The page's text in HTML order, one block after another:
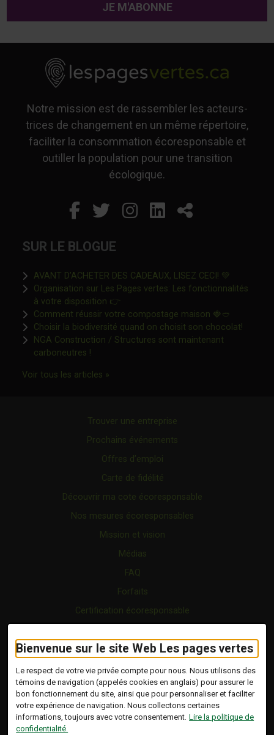
Bienvenue sur le site Web Les pages vertes
Le respect de votre vie privée compte pour nous. Nous utilisons des
témoins de navigation (appelés cookies en anglais) pour assurer le
bon fonctionnement du site, ainsi que pour personnaliser et faciliter
votre expérience de navigation. Nous collectons certaines
informations, toujours avec votre consentement. Lire la politique de
confidentialité.
Notre mission est de rassembler les acteurs-
trices de changement en un même répertoire,
faciliter la consommation écoresponsable et
outiller la population pour une transition
écologique.
Facebook
Ce lien s'ouvrira dans
Twitter
Ce lien s'ouvrira
Instagram
Ce lien s'ouvrira
LinkedIn
Ce lienPartager
SUR LE BLOGUE
AVANT D’ACHETER DES CADEAUX, LISEZ CECI! 💚
Organisation sur Les Pages vertes: Les fonctionnalités
à votre disposition 👉Ce lien s'ouvrira dans une nouvelle
Comment réussir votre compostage maison 🍓🥙
Choisir la biodiversité quand on choisit son chocolat!Ce lien
NGA Construction / Structures sont maintenant
carboneutres !Ce lien s'ouvrira dans une nouvelle fenêtre"
Voir tous les articles »Ce lien s'ouvrira dans une nouvelle
Trouver une entreprise
Prochains événements
Offres d’emploi
Carte de fidélité
Découvrir ma cote écoresponsable
Nos mesures écoresponsables
Mission et vision
Médias
FAQ
Forfaits
Certification écoresponsable
Vidéo
Blogue
Copyright © 2026 Tous droits réservés.
Les Pages Vertes | Répertoire d'entreprises
écoresponsables.